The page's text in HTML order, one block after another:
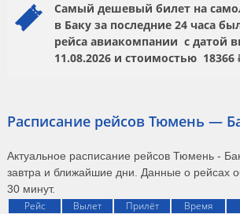
Самый дешевый билет на
в Баку за последние 24 часа
рейса авиакомпании с датой
11.08.2026 и стоимостью 18366
Расписание рейсов Тюмень —
Актуальное расписание рейсов Тюмень -
завтра и ближайшие дни. Данные о рейсах
30 минут.
Рейс Вылет Прилёт Время